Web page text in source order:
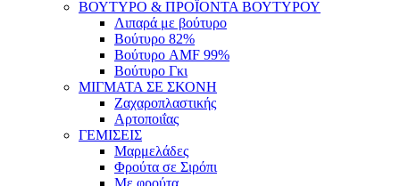
ΒΟΥΤΥΡΟ & ΠΡΟΪΟΝΤΑ ΒΟΥΤΥΡΟΥ
Λιπαρά με βούτυρο
Βούτυρο 82%
Βούτυρο AMF 99%
Βούτυρο Γκι
ΜΙΓΜΑΤΑ ΣΕ ΣΚΟΝΗ
Ζαχαροπλαστικής
Αρτοποιΐας
ΓΕΜΙΣΕΙΣ
Μαρμελάδες
Φρούτα σε Σιρόπι
Με φρούτα